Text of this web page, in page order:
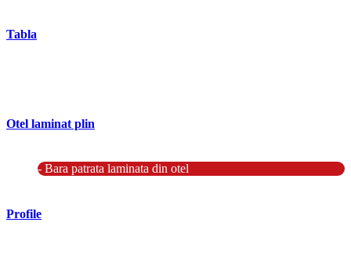
Tabla
Otel laminat plin
- Bara patrata laminata din otel
Profile